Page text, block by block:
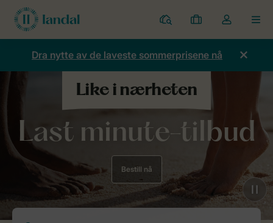
Parker
Mine
bestillinger
Toggle
the
my
Dra nytte av de laveste sommerprisene nå
Last minute-tilbud
Bestill nå